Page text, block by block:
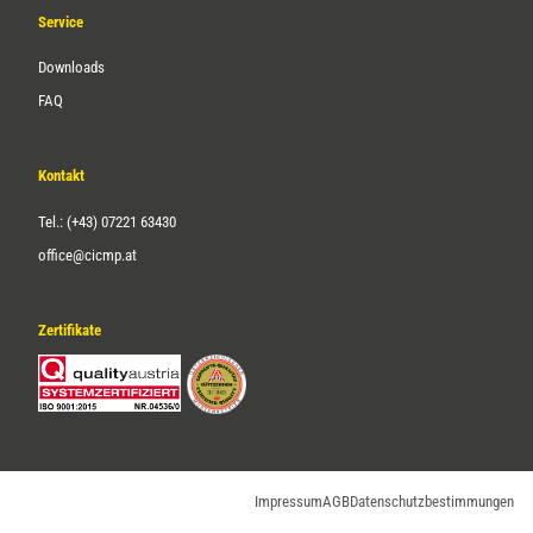
Service
Downloads
FAQ
Kontakt
Tel.: (+43) 07221 63430
office@cicmp.at
Zertifikate
ImpressumAGBDatenschutzbestimmungen